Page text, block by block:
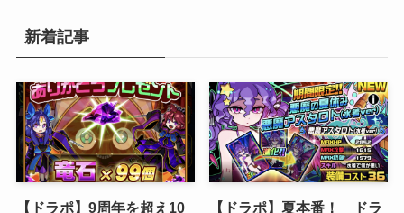
新着記事
【ドラポ】9周年を超え10
【ドラポ】夏本番！ ドラ